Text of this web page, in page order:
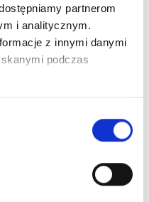
partnerom
i analitycznym.
z innymi danymi
podczas